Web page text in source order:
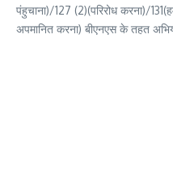
पंहुचाना)/127 (2)(परिरोध करना)/
अपमानित करना) बीएनएस के तहत